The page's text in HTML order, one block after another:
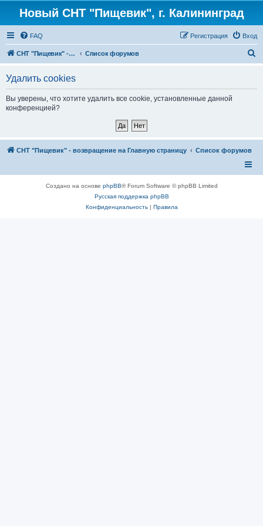
Новый СНТ "Пищевик", г. Калининград
FAQ Вход
Регистрация
СНТ "Пищевик" - возвращение на Главную страницу Список форумов
Удалить cookies
Вы уверены, что хотите удалить все cookie, установленные данной
конференцией?
СНТ "Пищевик" - возвращение на Главную страницу Список форумов
Создано на основе phpBB® Forum Software © phpBB Limited
Русская поддержка phpBB
Конфиденциальность| Правила